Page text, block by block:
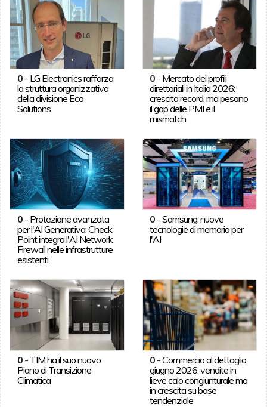
0- LG Electronics rafforza
la struttura organizzativa
della divisione Eco
Solutions
0 - Mercato dei profili
direttoriali in Italia 2026:
crescita record, ma pesano
il gap delle PMI e il
mismatch
0- Protezione avanzata
per l'AI Generativa: Check
Point integra l'AI Network
Firewall nelle infrastrutture
esistenti
0 -Samsung: nuove
tecnologie di memoria per
l'AI
0- TIM ha il suo nuovo
Piano di Transizione
Climatica
0 -Commercio al dettaglio,
giugno 2026: vendite in
lieve calo congiunturale ma
in crescita su base
tendenziale